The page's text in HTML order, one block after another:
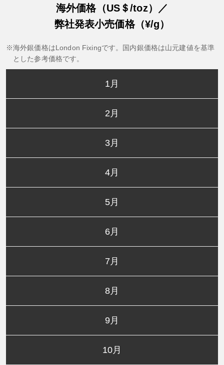
海外価格（US＄/toz）／
弊社発表小売価格（¥/g）
海外銀価格はLondon Fixingです。国内銀価格は山元建値を基準
とした参考価格です。
1月
2月
3月
4月
5月
6月
7月
8月
9月
10月